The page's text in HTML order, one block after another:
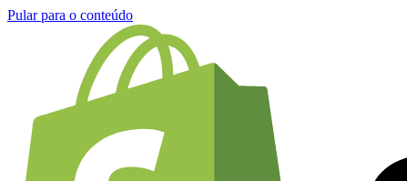
Pular para o conteúdo